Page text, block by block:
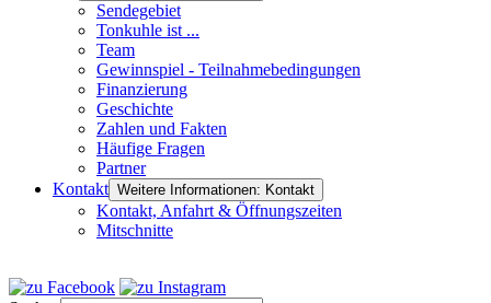
Sendegebiet
Tonkuhle ist ...
Team
Gewinnspiel - Teilnahmebedingungen
Finanzierung
Geschichte
Zahlen und Fakten
Häufige Fragen
Partner
Kontakt Weitere Informationen: Kontakt
Kontakt, Anfahrt & Öffnungszeiten
Mitschnitte